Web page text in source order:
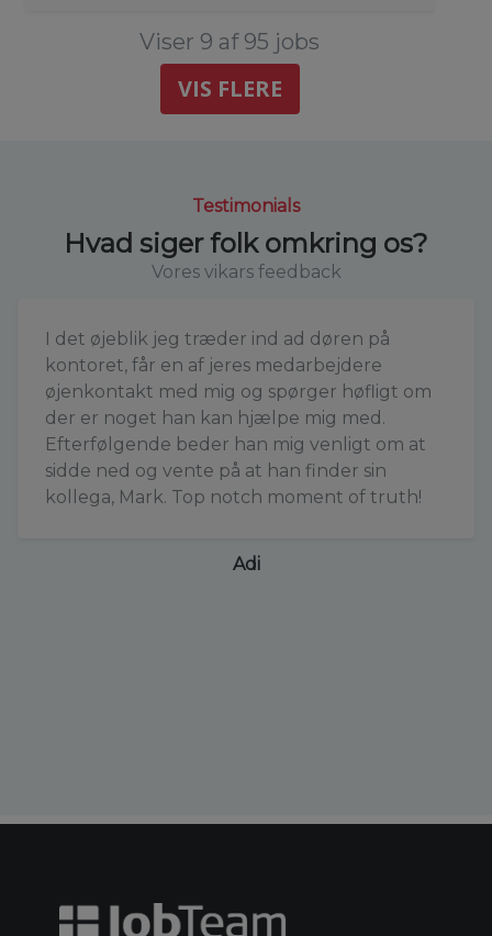
Viser 9 af 95 jobs
VIS FLERE
Testimonials
Hvad siger folk omkring os?
Vores vikars feedback
I det øjeblik jeg træder ind ad døren på
kontoret, får en af jeres medarbejdere
øjenkontakt med mig og spørger høfligt om
der er noget han kan hjælpe mig med.
Efterfølgende beder han mig venligt om at
sidde ned og vente på at han finder sin
kollega, Mark. Top notch moment of truth!
Adi